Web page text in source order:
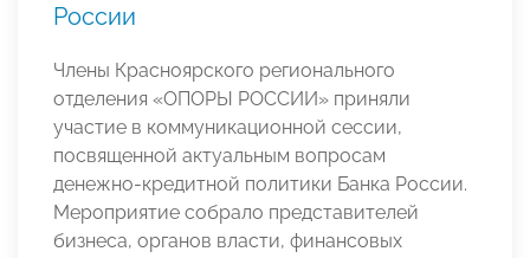
России
Члены Красноярского регионального
отделения «ОПОРЫ РОССИИ» приняли
участие в коммуникационной сессии,
посвященной актуальным вопросам
денежно-кредитной политики Банка России.
Мероприятие собрало представителей
бизнеса, органов власти, финансовых